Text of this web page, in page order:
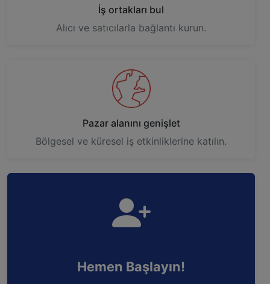
İş ortakları bul
Alıcı ve satıcılarla bağlantı kurun.
Pazar alanını genişlet
Bölgesel ve küresel iş etkinliklerine katılın.
Hemen Başlayın!